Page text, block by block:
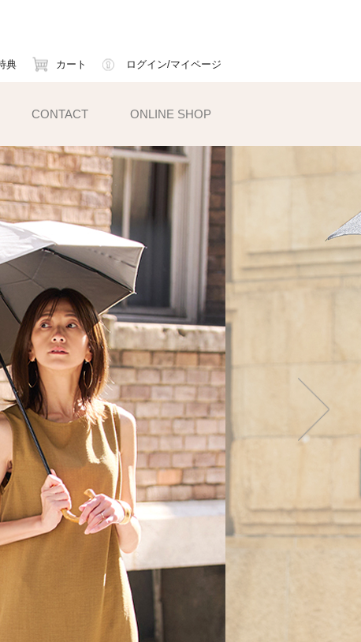
典 カート ログイン/マイページ
小物雑貨
ェイスマスク
ームカバー
ックス
CONTACT ONLINE SHOP